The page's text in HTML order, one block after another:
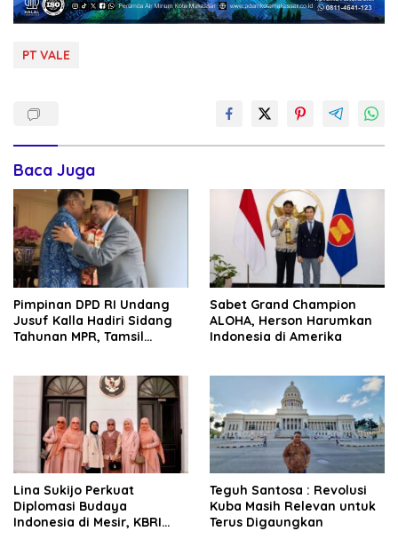
PT VALE
Baca Juga
Pimpinan DPD RI Undang
Jusuf Kalla Hadiri Sidang
Tahunan MPR, Tamsil
Kepemimpinan Bangsa
Sabet Grand Champion
ALOHA, Herson Harumkan
Indonesia di Amerika
Lina Sukijo Perkuat
Diplomasi Budaya
Indonesia di Mesir, KBRI
Teguh Santosa : Revolusi
Kuba Masih Relevan untuk
Terus Digaungkan